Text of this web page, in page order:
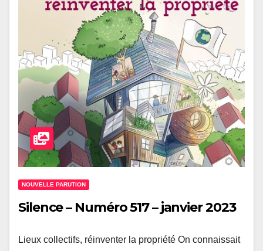
NOUVELLE PARUTION
Silence – Numéro 517 – janvier 2023
Lieux collectifs, réinventer la propriété On connaissait